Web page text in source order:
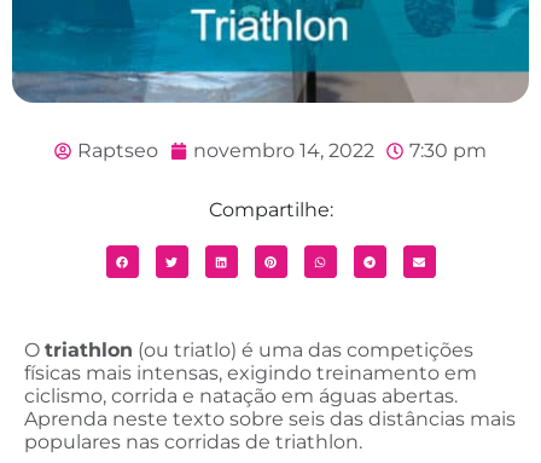
Raptseo novembro 14, 2022 7:30 pm
Compartilhe:
O triathlon (ou triatlo) é uma das competições
físicas mais intensas, exigindo treinamento em
ciclismo, corrida e natação em águas abertas.
Aprenda neste texto sobre seis das distâncias mais
populares nas corridas de triathlon.